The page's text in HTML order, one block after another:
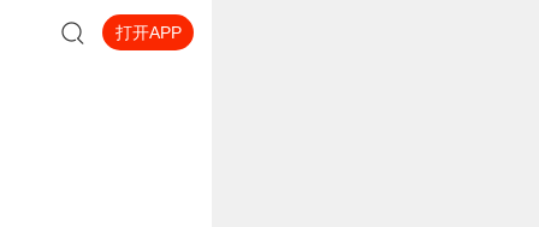
打开APP